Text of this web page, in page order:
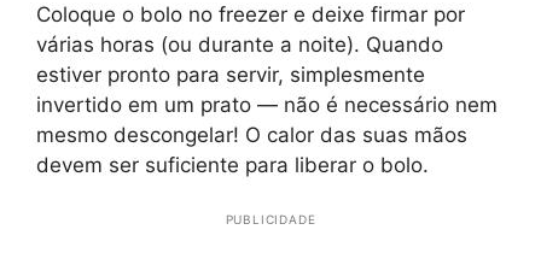
Coloque o bolo no freezer e deixe firmar por
várias horas (ou durante a noite). Quando
estiver pronto para servir, simplesmente
invertido em um prato — não é necessário nem
mesmo descongelar! O calor das suas mãos
devem ser suficiente para liberar o bolo.
PUBLICIDADE